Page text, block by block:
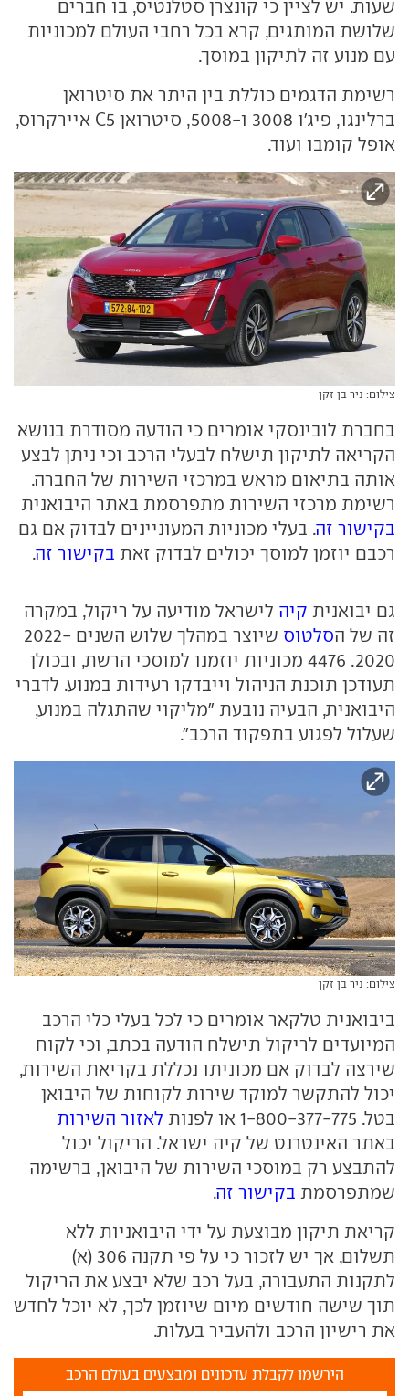
שעות. יש לציין כי קונצרן סטלנטיס, בו חברים
שלושת המותגים, קרא בכל רחבי העולם למכוניות
עם מנוע זה לתיקון במוסך.
רשימת הדגמים כוללת בין היתר את סיטרואן
ברלינגו, פיג'ו 3008 ו-5008, סיטרואן C5 איירקרוס,
אופל קומבו ועוד.
צילום: ניר בן זקן
בחברת לובינסקי אומרים כי הודעה מסודרת בנושא
הקריאה לתיקון תישלח לבעלי הרכב וכי ניתן לבצע
אותה בתיאום מראש במרכזי השירות של החברה.
רשימת מרכזי השירות מתפרסמת באתר היבואנית
בקישור זה. בעלי מכוניות המעוניינים לבדוק אם גם
רכבם יוזמן למוסך יכולים לבדוק זאת בקישור זה.
גם יבואנית קיה לישראל מודיעה על ריקול, במקרה
זה של הסלטוס
שיוצר במהלך שלוש השנים 2022-
2020. 4476 מכוניות יוזמנו למוסכי הרשת, ובכולן
תעודכן תוכנת הניהול וייבדקו רעידות במנוע. לדברי
היבואנית, הבעיה נובעת "מליקוי שהתגלה במנוע,
שעלול לפגוע בתפקוד הרכב".
צילום: ניר בן זקן
ביבואנית טלקאר אומרים כי לכל בעלי כלי הרכב
המיועדים לריקול תישלח הודעה בכתב, וכי לקוח
שירצה לבדוק אם מכוניתו נכללת בקריאת השירות,
יכול להתקשר למוקד שירות לקוחות של היבואן
בטל. 1-800-377-775 או לפנות
לאזור השירות
באתר האינטרנט של קיה ישראל. הריקול יכול
להתבצע רק במוסכי השירות של היבואן, ברשימה
שמתפרסמת בקישור זה.
קריאת תיקון מבוצעת על ידי היבואניות ללא
תשלום, אך יש לזכור כי על פי תקנה 306 (א)
לתקנות התעבורה, בעל רכב שלא יבצע את הריקול
תוך שישה חודשים מיום שיוזמן לכך, לא יוכל לחדש
את רישיון הרכב ולהעביר בעלות.
הירשמו לקבלת עדכונים ומבצעים בעולם הרכב